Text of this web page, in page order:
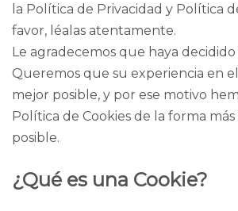
la Política de Privacidad y Política
favor, léalas atentamente.
Le agradecemos que haya decidido
Queremos que su experiencia en el
mejor posible, y por ese motivo
Política de Cookies de la forma
posible.
¿Qué es una Cookie?